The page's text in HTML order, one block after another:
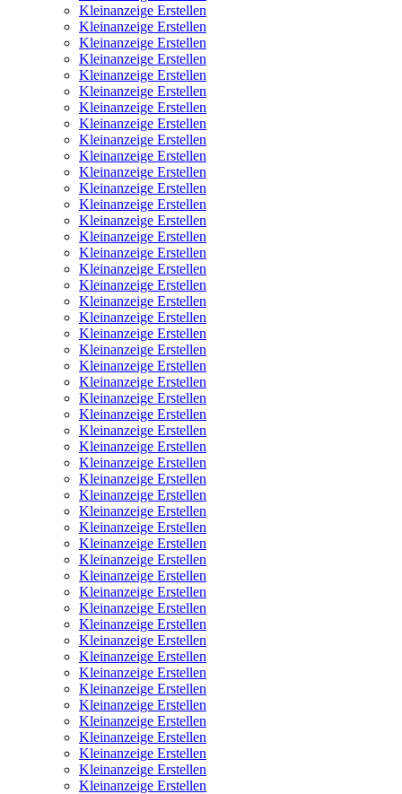
Kleinanzeige Erstellen
Kleinanzeige Erstellen
Kleinanzeige Erstellen
Kleinanzeige Erstellen
Kleinanzeige Erstellen
Kleinanzeige Erstellen
Kleinanzeige Erstellen
Kleinanzeige Erstellen
Kleinanzeige Erstellen
Kleinanzeige Erstellen
Kleinanzeige Erstellen
Kleinanzeige Erstellen
Kleinanzeige Erstellen
Kleinanzeige Erstellen
Kleinanzeige Erstellen
Kleinanzeige Erstellen
Kleinanzeige Erstellen
Kleinanzeige Erstellen
Kleinanzeige Erstellen
Kleinanzeige Erstellen
Kleinanzeige Erstellen
Kleinanzeige Erstellen
Kleinanzeige Erstellen
Kleinanzeige Erstellen
Kleinanzeige Erstellen
Kleinanzeige Erstellen
Kleinanzeige Erstellen
Kleinanzeige Erstellen
Kleinanzeige Erstellen
Kleinanzeige Erstellen
Kleinanzeige Erstellen
Kleinanzeige Erstellen
Kleinanzeige Erstellen
Kleinanzeige Erstellen
Kleinanzeige Erstellen
Kleinanzeige Erstellen
Kleinanzeige Erstellen
Kleinanzeige Erstellen
Kleinanzeige Erstellen
Kleinanzeige Erstellen
Kleinanzeige Erstellen
Kleinanzeige Erstellen
Kleinanzeige Erstellen
Kleinanzeige Erstellen
Kleinanzeige Erstellen
Kleinanzeige Erstellen
Kleinanzeige Erstellen
Kleinanzeige Erstellen
Kleinanzeige Erstellen